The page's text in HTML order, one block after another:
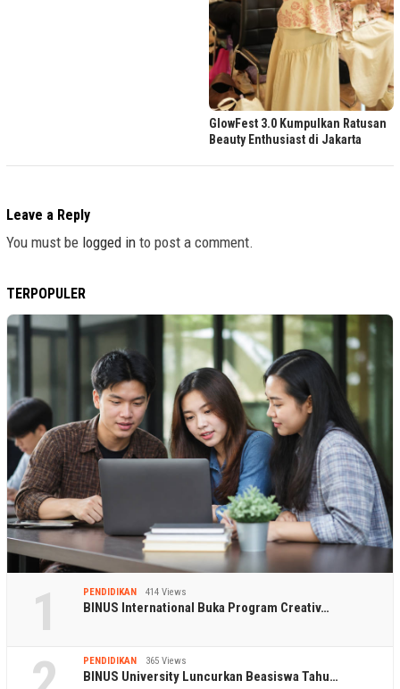
GlowFest 3.0 Kumpulkan Ratusan
Beauty Enthusiast di Jakarta
Leave a Reply
You must be logged in to post a comment.
TERPOPULER
1 PENDIDIKAN 414 Views
BINUS International Buka Program Creativ…
PENDIDIKAN 365 Views
BINUS University Luncurkan Beasiswa Tahu…